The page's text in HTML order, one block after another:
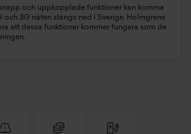
och uppkopplade funktioner kan komma
och 3G näten stängs ned i Sverige. Holmgrens
att dessa funktioner kommer fungera som de